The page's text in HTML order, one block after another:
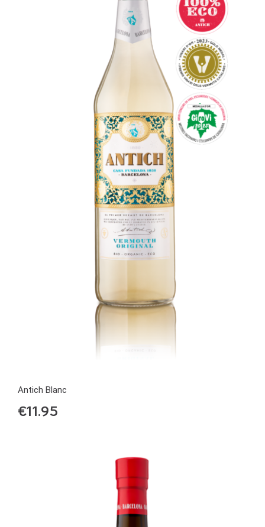
Español
Antich Blanc
€11.95